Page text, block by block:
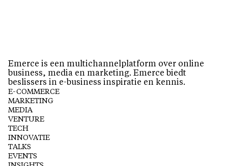
Emerce is een multichannelplatform over online
business, media en marketing. Emerce biedt
beslissers in e-business inspiratie en kennis.
E-COMMERCE
MARKETING
MEDIA
VENTURE
TECH
INNOVATIE
TALKS
EVENTS